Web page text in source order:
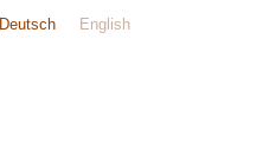
Deutsch English